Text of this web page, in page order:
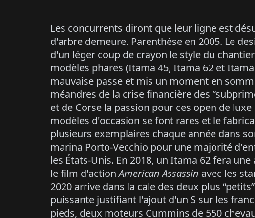
Les concurrents diront que leur ligne est
d'arbre demeure. Parenthèse en 2005. Le
d'un léger coup de crayon le style du
modèles phares (Itama 45, Itama 62 et
mauvaise passe et mis un moment en
méandres de la crise financière des
et de Corse la passion pour ces open de
modèles d'occasion se font rares et le
plusieurs exemplaires chaque année dans
marina Porto-Vecchio pour une majorité
les États-Unis. En 2018, un Itama 62 fera
le film d'actionAmerican Assassin avec les
2020 arrive dans la cale des deux plus
puissante justifiant l'ajout d'un S sur les
pieds, deux moteurs Cummins de 550